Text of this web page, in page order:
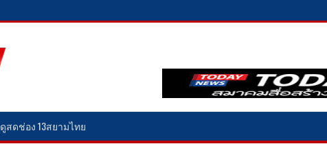
ดูสดช่อง 13สยามไทย